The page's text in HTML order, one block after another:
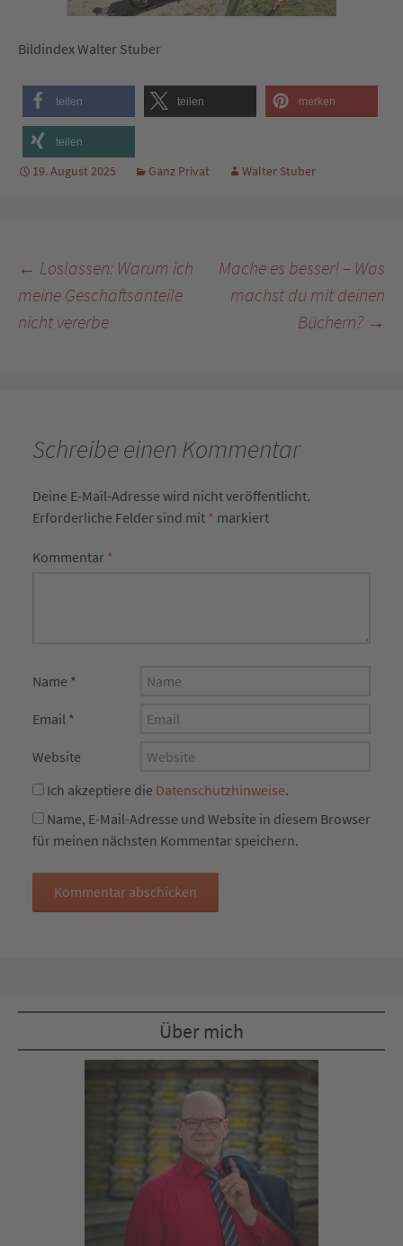
Bildindex Walter Stuber
teilen teilen merken
teilen
19. August 2025 Ganz Privat Walter Stuber
Beitragsnavigation
← Loslassen: Warum ich
meine Geschäftsanteile
nicht vererbe
Mache es besser! – Was
machst du mit deinen
Büchern? →
Schreibe einen Kommentar
Deine E-Mail-Adresse wird nicht veröffentlicht.
Erforderliche Felder sind mit * markiert
Kommentar *
Name *
Email *
Website
Ich akzeptiere die Datenschutzhinweise.
Name, E-Mail-Adresse und Website in diesem Browser
für meinen nächsten Kommentar speichern.
Über mich